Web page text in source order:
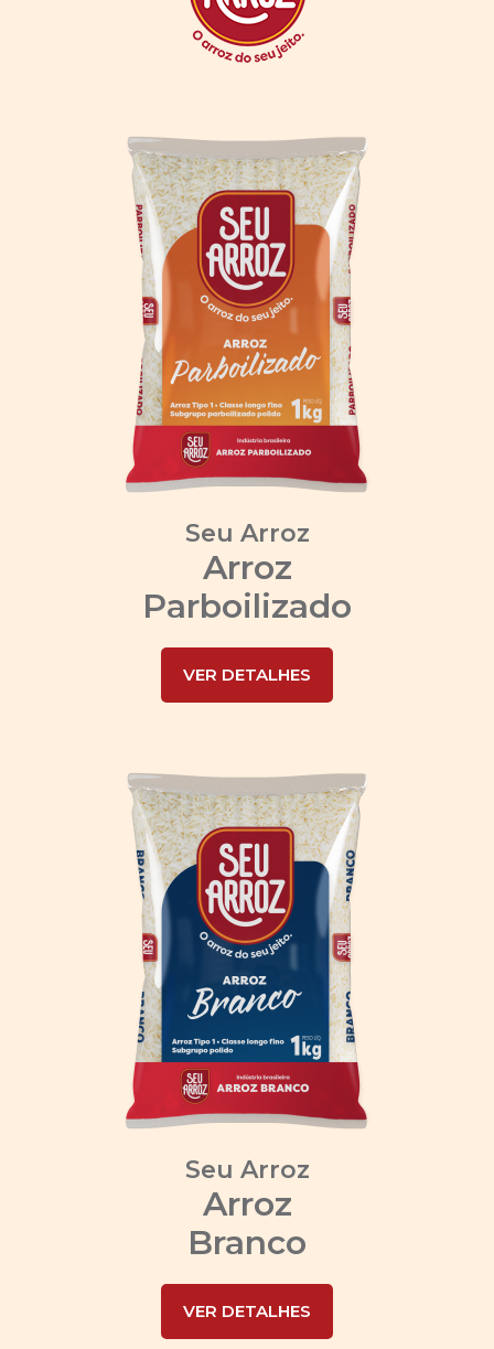
Seu Arroz
Arroz
Parboilizado
VER DETALHES
Seu Arroz
Arroz
Branco
VER DETALHES